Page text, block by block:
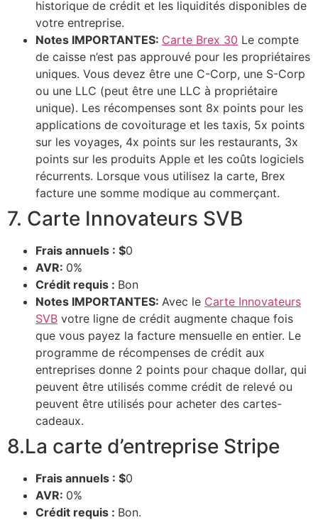
historique de crédit et les liquidités disponibles de
votre entreprise.
Notes IMPORTANTES: Carte Brex 30 Le compte
de caisse n’est pas approuvé pour les propriétaires
uniques. Vous devez être une C-Corp, une S-Corp
ou une LLC (peut être une LLC à propriétaire
unique). Les récompenses sont 8x points pour les
applications de covoiturage et les taxis, 5x points
sur les voyages, 4x points sur les restaurants, 3x
points sur les produits Apple et les coûts logiciels
récurrents. Lorsque vous utilisez la carte, Brex
facture une somme modique au commerçant.
7. Carte Innovateurs SVB
Frais annuels : $0
AVR: 0%
Crédit requis : Bon
Notes IMPORTANTES: Avec le Carte Innovateurs
SVB votre ligne de crédit augmente chaque fois
que vous payez la facture mensuelle en entier. Le
programme de récompenses de crédit aux
entreprises donne 2 points pour chaque dollar, qui
peuvent être utilisés comme crédit de relevé ou
peuvent être utilisés pour acheter des cartes-
cadeaux.
8.La carte d’entreprise Stripe
Frais annuels : $0
AVR: 0%
Crédit requis : Bon.